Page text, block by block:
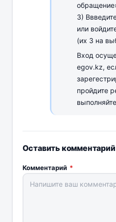
3)
или
(их 3 на
Вход
egov.kz,
пройдите
Оставить комментарий
Комментарий *